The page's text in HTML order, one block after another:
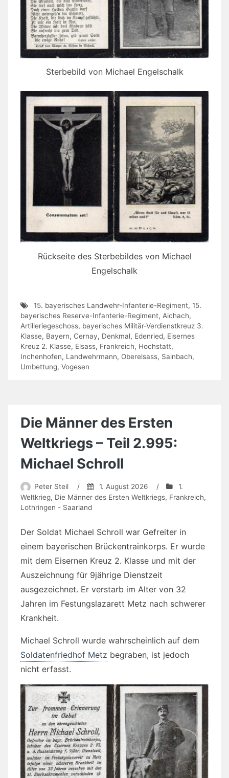
Sterbebild von Michael Engelschalk
Rückseite des Sterbebildes von Michael
Engelschalk
15. bayerisches Landwehr-Infanterie-Regiment, 15.
bayerisches Reserve-Infanterie-Regiment, Aichach,
Artilleriegeschoss, bayerisches Militär-Verdienstkreuz 3.
Klasse, Bayern, Cernay, Denkmal, Edenried, Eisernes
Kreuz 2. Klasse, Elsass, Frankreich, Hochstatt,
Inchenhofen, Landwehrmann, Oberelsass, Sainbach,
Umbettung, Vogesen
Die Männer des Ersten
Weltkriegs – Teil 2.995:
Michael Schroll
Peter Steil / 1. August 2026 /
1.
Weltkrieg, Die Männer des Ersten Weltkriegs, Frankreich,
Lothringen - Saarland
Der Soldat Michael Schroll war Gefreiter in
einem bayerischen Brückentrainkorps. Er wurde
mit dem Eisernen Kreuz 2. Klasse und mit der
Auszeichnung für 9jährige Dienstzeit
ausgezeichnet. Er verstarb im Alter von 32
Jahren im Festungslazarett Metz nach schwerer
Krankheit.
Michael Schroll wurde wahrscheinlich auf dem
Soldatenfriedhof Metz begraben, ist jedoch
nicht erfasst.